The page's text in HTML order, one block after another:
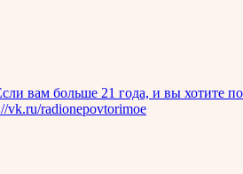
вам больше 21 года, и вы хотите
vk.ru/radionepovtorimoe